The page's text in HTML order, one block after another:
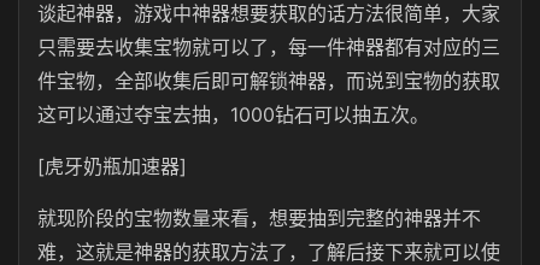
谈起神器，游戏中神器想要获取的话方法很简单，大家
只需要去收集宝物就可以了，每一件神器都有对应的三
件宝物，全部收集后即可解锁神器，而说到宝物的获取
这可以通过夺宝去抽，1000钻石可以抽五次。
[虎牙奶瓶加速器]
就现阶段的宝物数量来看，想要抽到完整的神器并不
难，这就是神器的获取方法了，了解后接下来就可以使